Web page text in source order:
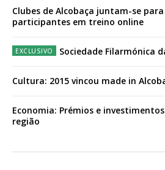
Clubes de Alcobaça juntam-se
participantes em treino online
Sociedade Filarmónica
Cultura: 2015 vincou made in
Economia: Prémios e
região